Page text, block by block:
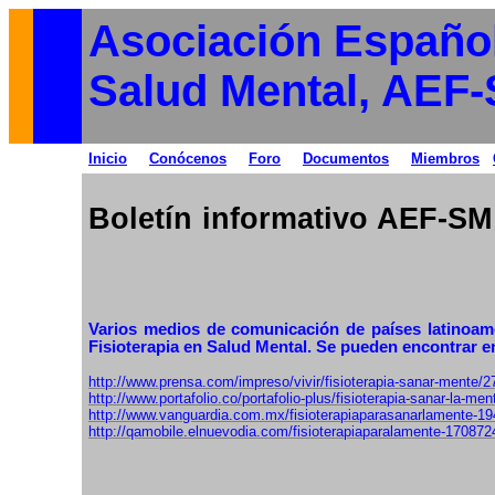
Asociación
Salud Mental, AEF-
Inicio Conócenos Foro Documentos Miembros
Boletín informativo AEF-
Varios medios de comunicación de países
Fisioterapia en Salud Mental. Se pueden encontrar
http://www.prensa.com/impreso/vivir/fisioterapia-sanar-mente/
http://www.portafolio.co/portafolio-plus/fisioterapia-sanar-la-
http://www.vanguardia.com.mx/fisioterapiaparasanarlamente-
http://qamobile.elnuevodia.com/fisioterapiaparalamente-